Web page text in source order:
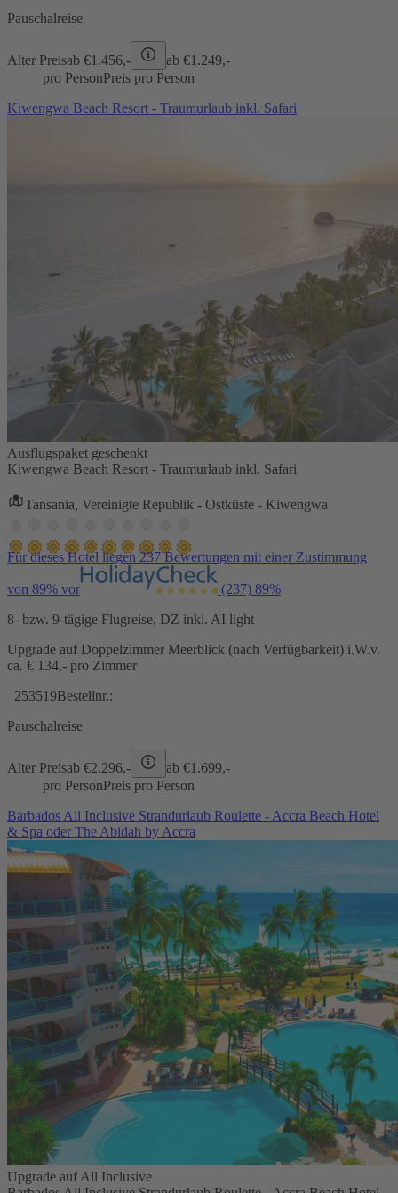
Pauschalreise
Alter Preisab €1.456,- ab €1.249,-
pro PersonPreis pro Person
Kiwengwa Beach Resort - Traumurlaub inkl. Safari
Ausflugspaket geschenkt
Kiwengwa Beach Resort - Traumurlaub inkl. Safari
Tansania, Vereinigte Republik - Ostküste - Kiwengwa
Für dieses Hotel liegen 237 Bewertungen mit einer Zustimmung
von 89% vor (237) 89%
8- bzw. 9-tägige Flugreise, DZ inkl. AI light
Upgrade auf Doppelzimmer Meerblick (nach Verfügbarkeit) i.W.v.
ca. € 134,- pro Zimmer
253519Bestellnr.:
Pauschalreise
Alter Preisab €2.296,- ab €1.699,-
pro PersonPreis pro Person
Barbados All Inclusive Strandurlaub Roulette - Accra Beach Hotel
& Spa oder The Abidah by Accra
Upgrade auf All Inclusive